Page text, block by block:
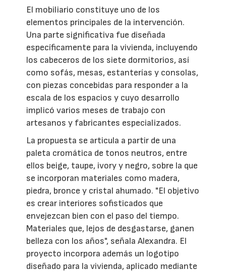
El mobiliario constituye uno de los
elementos principales de la intervención.
Una parte significativa fue diseñada
específicamente para la vivienda, incluyendo
los cabeceros de los siete dormitorios, así
como sofás, mesas, estanterías y consolas,
con piezas concebidas para responder a la
escala de los espacios y cuyo desarrollo
implicó varios meses de trabajo con
artesanos y fabricantes especializados.
La propuesta se articula a partir de una
paleta cromática de tonos neutros, entre
ellos beige, taupe, ivory y negro, sobre la que
se incorporan materiales como madera,
piedra, bronce y cristal ahumado. "El objetivo
es crear interiores sofisticados que
envejezcan bien con el paso del tiempo.
Materiales que, lejos de desgastarse, ganen
belleza con los años", señala Alexandra. El
proyecto incorpora además un logotipo
diseñado para la vivienda, aplicado mediante